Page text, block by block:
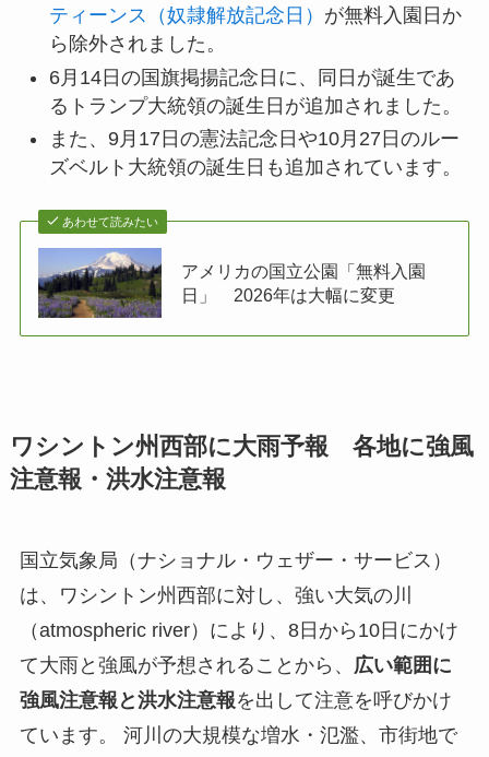
ティーンス（奴隷解放記念日） が無料入園日か
ら除外されました。
6月14日の国旗掲揚記念日に、同日が誕生であ
るトランプ大統領の誕生日が追加されました。
また、9月17日の憲法記念日や10月27日のルー
ズベルト大統領の誕生日も追加されています。
あわせて読みたい
アメリカの国立公園「無料入園
日」 2026年は大幅に変更
ワシントン州西部に大雨予報 各地に強風
注意報・洪水注意報
国立気象局（ナショナル・ウェザー・サービス）
は、ワシントン州西部に対し、強い大気の川
（atmospheric river）により、8日から10日にかけ
て大雨と強風が予想されることから、
広い範囲に
強風注意報と洪水注意報を出して注意を呼びかけ
ています。 河川の大規模な増水・氾濫、市街地で